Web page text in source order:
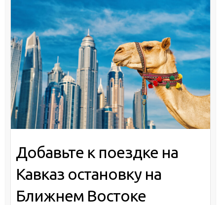
Добавьте к поездке на
Кавказ остановку на
Ближнем Востоке